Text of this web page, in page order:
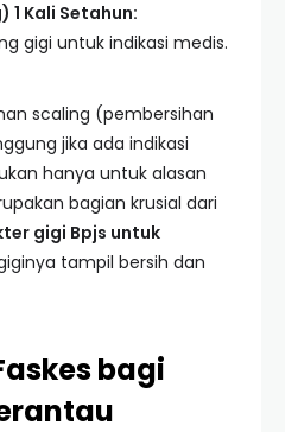
1 Kali Setahun:
gigi untuk indikasi medis.
scaling (pembersihan
jika ada indikasi
hanya untuk alasan
bagian krusial dari
gigi Bpjs untuk
tampil bersih dan
bagi